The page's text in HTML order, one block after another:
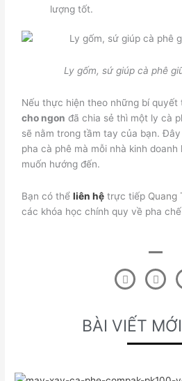
lượng tốt.
Ly gốm, sứ giúp cà phê
Nếu thực hiện theo những bí
cho ngon đã chia sẻ thì một ly cà
sẽ nằm trong tầm tay của bạn.
pha cà phê mà mỗi nhà kinh
muốn hướng đến.
Bạn có thểliên hệ trực tiếp Quang
các khóa học chính quy về pha
F
a
c
b
o
o
k
T
w
i
e
r
BÀI VIẾT